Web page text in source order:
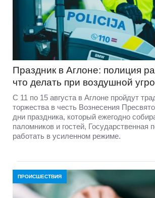
Праздник в Аглоне: полиция
что делать при воздушной
С 11 по 15 августа в Аглоне пройдут
торжества в честь Вознесения
дни праздника, который ежегодно
паломников и гостей, Государственная
работать в усиленном режиме.
ПРОИСШЕСТВИЯ